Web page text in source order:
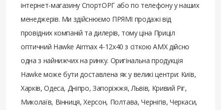
інтернет-магазину СпортОРГ або по телефону у наших
менеджерів. Ми здійснюємо ПРЯМІ продажі від
провідних компаній та дилерів, тому ціна Приціл
оптичний Hawke Airmax 4-12х40 з сіткою AMX дійсно
одна з найнижчих на ринку. Оригінальна продукція
Hawke може бути доставлена ​​як у великі центри: Київ,
Харків, Одеса, Дніпро, Запоріжжя, Львів, Кривий Ріг,
Миколаїв, Вінниця, Херсон, Полтава, Чернігів, Черкаси,